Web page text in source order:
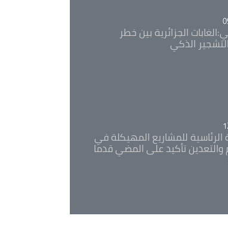
الجزائرية بين خطر
الذكي
الرئاسية للمشاريع المهيكلة في
تأكيد على المضي قدما